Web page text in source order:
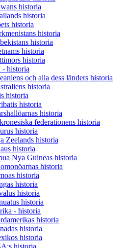
historia
historia
historia
historia
historia
historia
historia
- historia
och alla dess länders historia
historia
historia
historia
historia
federationens historia
historia
Zeelands historia
historia
Nya Guineas historia
historia
historia
historia
historia
historia
- historia
historia
historia
historia